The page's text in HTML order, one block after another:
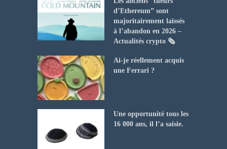
d’Ethereum” sont
majoritairement laissés
à l’abandon en 2026 –
Actualités crypto 🗞️
Ai-je réellement acquis
une Ferrari ?
Une opportunité tous les
16 000 ans, il l’a saisie.